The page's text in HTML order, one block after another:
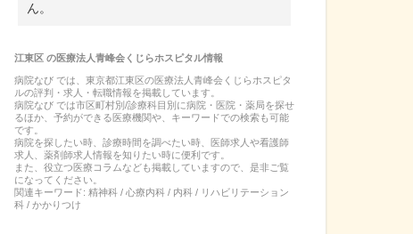
ん。
江東区の医療法人青峰会くじらホスピタル情報
病院なび では、 東京都江東区の医療法人青峰会くじらホスピタ
ルの評判・求人・転職情報を掲載しています。
病院なび では市区町村別/診療科目別に病院・医院・薬局を探せ
るほか、予約ができる医療機関や、キーワードでの検索も可能
です。
病院を探したい時、診療時間を調べたい時、医師求人や看護師
求人、薬剤師求人情報を知りたい時に便利です。
また、役立つ医療コラムなども掲載していますので、是非ご覧
になってください。
関連キーワード: 精神科 / 心療内科 / 内科 / リハビリテーション
科 / かかりつけ